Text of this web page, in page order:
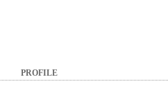
PROFILE